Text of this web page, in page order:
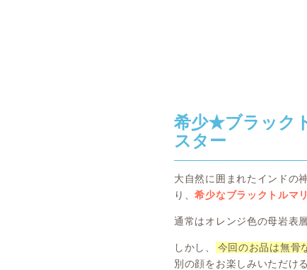
希少★ブラック
スター
大自然に囲まれたインドの
り、希少なブラックトルマ
通常はオレンジ色の母岩表
しかし、 今回のお品は無骨
別の顔をお楽しみいただけ